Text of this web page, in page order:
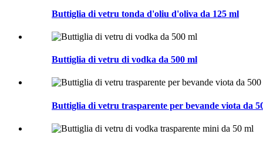
Buttiglia di vetru tonda d'oliu d'oliva da 125 ml
Buttiglia di vetru di vodka da 500 ml
Buttiglia di vetru trasparente per bevande viota da